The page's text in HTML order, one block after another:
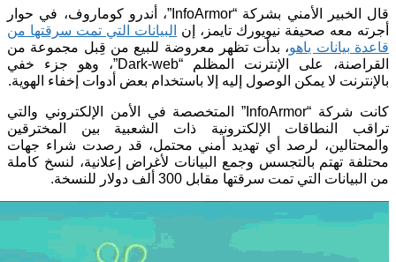
قال الخبير الأمني بشركة “InfoArmor”، أندرو كوماروف، في حوار
أجرته معه صحيفة نيويورك تايمز، إن
البيانات التي تمت سرقتها من
قاعدة بيانات ياهو، بدأت تظهر معروضة للبيع من قِبل مجموعة من
القراصنة، على الإنترنت المظلم “Dark-web”، وهو جزء خفي
بالإنترنت لا يمكن الوصول إليه إلا باستخدام بعض أدوات إخفاء الهوية.
كانت شركة “InfoArmor” المتخصصة في الأمن الإلكتروني والتي
تراقب النطاقات الإلكترونية ذات الشعبية بين المخترقين
والمحتالين، لرصد أي تهديد أمني محتمل، قد رصدت شراء جهات
محتلفة تهتم بالتجسس وجمع البيانات لأغراض إعلانية، لنسخ كاملة
من البيانات التي تمت سرقتها مقابل 300 ألف دولار للنسخة.